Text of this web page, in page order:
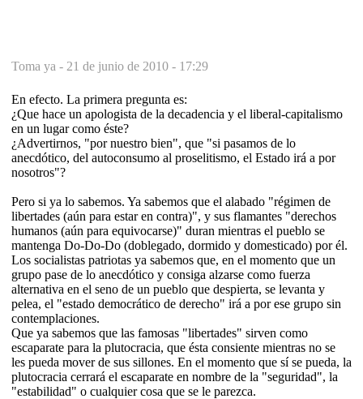
Toma ya - 21 de junio de 2010 - 17:29
En efecto. La primera pregunta es:
¿Que hace un apologista de la decadencia y el liberal-capitalismo
en un lugar como éste?
¿Advertirnos, "por nuestro bien", que "si pasamos de lo
anecdótico, del autoconsumo al proselitismo, el Estado irá a por
nosotros"?
Pero si ya lo sabemos. Ya sabemos que el alabado "régimen de
libertades (aún para estar en contra)", y sus flamantes "derechos
humanos (aún para equivocarse)" duran mientras el pueblo se
mantenga Do-Do-Do (doblegado, dormido y domesticado) por él.
Los socialistas patriotas ya sabemos que, en el momento que un
grupo pase de lo anecdótico y consiga alzarse como fuerza
alternativa en el seno de un pueblo que despierta, se levanta y
pelea, el "estado democrático de derecho" irá a por ese grupo sin
contemplaciones.
Que ya sabemos que las famosas "libertades" sirven como
escaparate para la plutocracia, que ésta consiente mientras no se
les pueda mover de sus sillones. En el momento que sí se pueda, la
plutocracia cerrará el escaparate en nombre de la "seguridad", la
"estabilidad" o cualquier cosa que se le parezca.